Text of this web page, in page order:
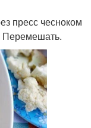
пресс чесноком
Перемешать.